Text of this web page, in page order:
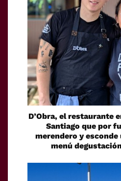
D’Obra, el restaurante
Santiago que por
merendero y
menú